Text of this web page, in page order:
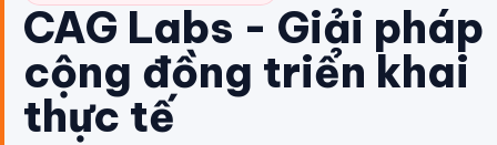
CAG Labs - Giải pháp
cộng đồng triển khai
thực tế